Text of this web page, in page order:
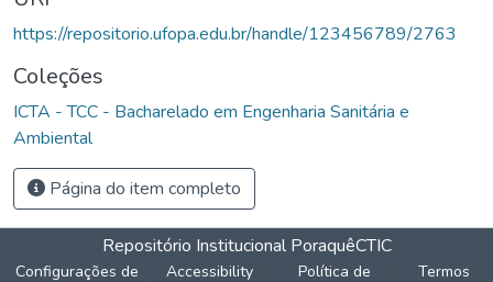
https://repositorio.ufopa.edu.br/handle/123456789/2763
Coleções
ICTA - TCC - Bacharelado em Engenharia Sanitária e
Ambiental
Página do item completo
Repositório Institucional PoraquêCTIC
Configurações de Accessibility Política de Termos